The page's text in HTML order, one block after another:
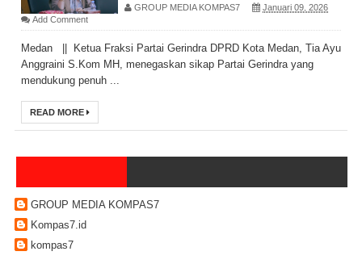
GROUP MEDIA KOMPAS7
Januari 09, 2026
Add Comment
Medan || Ketua Fraksi Partai Gerindra DPRD Kota Medan, Tia Ayu
Anggraini S.Kom MH, menegaskan sikap Partai Gerindra yang
mendukung penuh ...
READ MORE
GROUP MEDIA KOMPAS7
Kompas7.id
kompas7